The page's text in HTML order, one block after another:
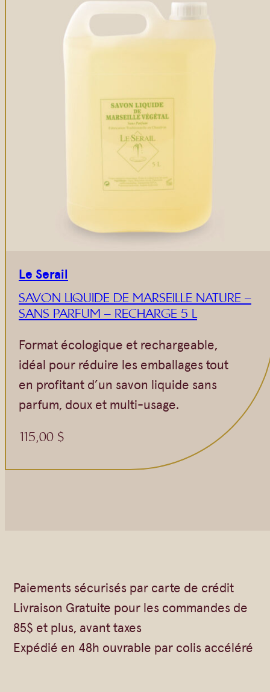
Le Serail
SAVON LIQUIDE DE MARSEILLE NATURE –
SANS PARFUM – RECHARGE 5 L
Format écologique et rechargeable,
idéal pour réduire les emballages tout
en profitant d’un savon liquide sans
parfum, doux et multi-usage.
115,00 $
Paiements sécurisés par carte de crédit
Livraison Gratuite pour les commandes de
85$ et plus, avant taxes
Expédié en 48h ouvrable par colis accéléré